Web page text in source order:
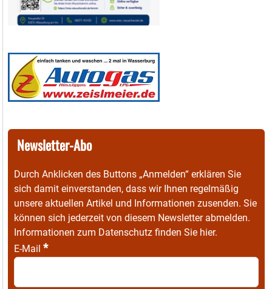
Newsletter-Abo
Durch Anklicken des Buttons „Anmelden“ erklären Sie
sich damit einverstanden, dass wir Ihnen regelmäßig
unsere aktuellen Artikel und Informationen zusenden. Sie
können sich jederzeit von diesem Newsletter abmelden.
Informationen zum Datenschutz finden Sie hier.
E-Mail *